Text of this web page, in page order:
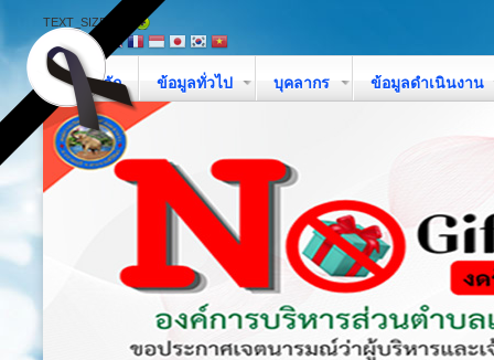
TEXT_SIZE
หน้าหลัก ข้อมูลทั่วไป บุคลากร ข้อมูลดำเนินงาน